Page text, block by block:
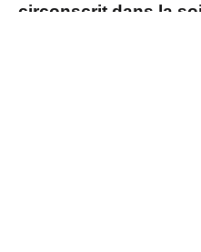
circonscrit dans la